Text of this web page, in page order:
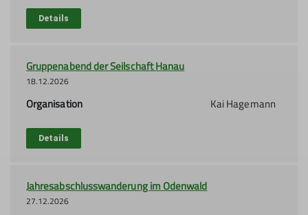
Details
Gruppenabend der Seilschaft Hanau
18.12.2026
Organisation Kai Hagemann
Details
Jahresabschlusswanderung im Odenwald
27.12.2026